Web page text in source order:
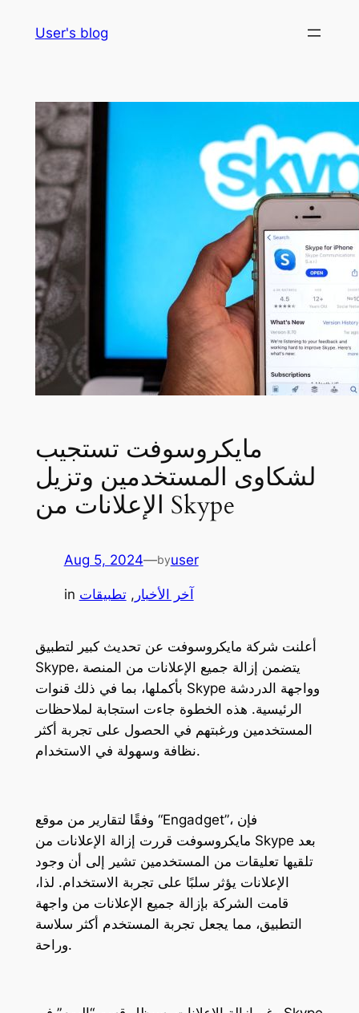
User's blog
مايكروسوفت تستجيب
لشكاوى المستخدمين وتزيل
الإعلانات من Skype
Aug 5, 2024—byuser
in آخر الأخبار , تطبيقات
أعلنت شركة مايكروسوفت عن تحديث كبير لتطبيق
Skype، يتضمن إزالة جميع الإعلانات من المنصة
بأكملها، بما في ذلك قنوات Skype وواجهة الدردشة
الرئيسية. هذه الخطوة جاءت استجابة لملاحظات
المستخدمين ورغبتهم في الحصول على تجربة أكثر
نظافة وسهولة في الاستخدام.
وفقًا لتقارير من موقع “Engadget”، فإن
مايكروسوفت قررت إزالة الإعلانات من Skype بعد
تلقيها تعليقات من المستخدمين تشير إلى أن وجود
الإعلانات يؤثر سلبًا على تجربة الاستخدام. لذا،
قامت الشركة بإزالة جميع الإعلانات من واجهة
التطبيق، مما يجعل تجربة المستخدم أكثر سلاسة
وراحة.